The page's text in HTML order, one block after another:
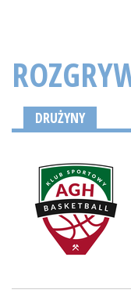
DRUŻYNY